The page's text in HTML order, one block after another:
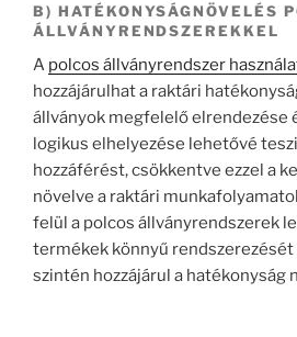
B) HATÉKONYSÁGNÖVELÉS
ÁLLVÁNYRENDSZEREKKEL
A polcos állványrendszer
hozzájárulhat a raktári
állványok megfelelő elrendezése
logikus elhelyezése lehetővé
hozzáférést, csökkentve ezzel a
növelve a raktári
felül a polcos állványrendszerek
termékek könnyű rendszerezését
szintén hozzájárul a hatékonyság